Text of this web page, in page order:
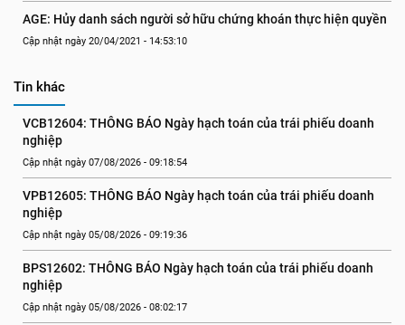
AGE: Hủy danh sách người sở hữu chứng khoán thực hiện quyền
Cập nhật ngày 20/04/2021 - 14:53:10
Tin khác
VCB12604: THÔNG BÁO Ngày hạch toán của trái phiếu doanh
nghiệp
Cập nhật ngày 07/08/2026 - 09:18:54
VPB12605: THÔNG BÁO Ngày hạch toán của trái phiếu doanh
nghiệp
Cập nhật ngày 05/08/2026 - 09:19:36
BPS12602: THÔNG BÁO Ngày hạch toán của trái phiếu doanh
nghiệp
Cập nhật ngày 05/08/2026 - 08:02:17